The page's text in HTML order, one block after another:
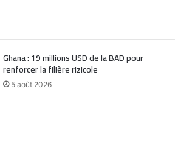
Ghana : 19 millions USD de la BAD pour
renforcer la filière rizicole
5 août 2026